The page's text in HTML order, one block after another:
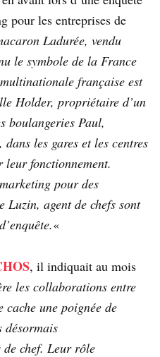
pour les entreprises de
Ladurée, vendu
le symbole de la France
française est
Holder, propriétaire d’un
boulangeries Paul,
les gares et les centres
fonctionnement.
pour des
Luzin, agent de chefs sont
«
, il indiquait au mois
les collaborations entre
cache une poignée de
désormais
chef. Leur rôle